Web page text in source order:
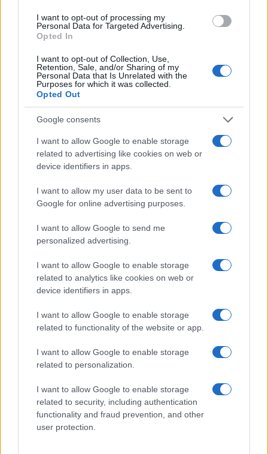
I want to opt-out of processing my
Personal Data for Targeted Advertising.
Opted In
I want to opt-out of Collection, Use,
Retention, Sale, and/or Sharing of my
Personal Data that Is Unrelated with the
Purposes for which it was collected.
Opted Out
Google consents
I want to allow Google to enable storage
related to advertising like cookies on web or
device identifiers in apps.
I want to allow my user data to be sent to
Google for online advertising purposes.
I want to allow Google to send me
personalized advertising.
I want to allow Google to enable storage
related to analytics like cookies on web or
device identifiers in apps.
I want to allow Google to enable storage
related to functionality of the website or app.
I want to allow Google to enable storage
related to personalization.
I want to allow Google to enable storage
related to security, including authentication
functionality and fraud prevention, and other
user protection.
Continua a leggere
Sterling Point – L’isola dei segreti: trama, cast e
Cristian Castiglioni · 7 Ago 2026
TEEN NEWS